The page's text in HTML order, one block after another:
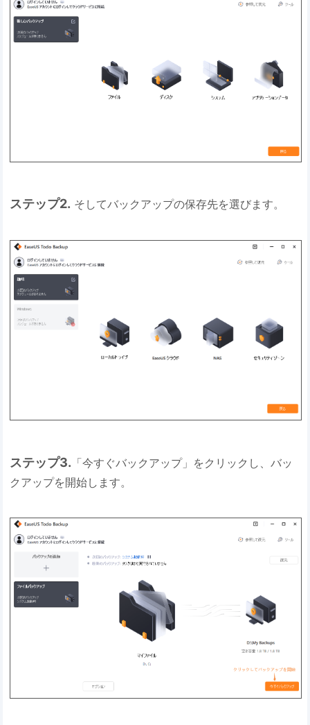
ステップ2. そしてバックアップの保存先を選びます。
ステップ3. 「今すぐバックアップ」をクリックし、バッ
クアップを開始します。